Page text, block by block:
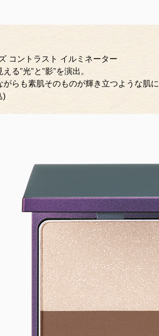
コントラスト イルミネーター
る”光”と”影”を演出。
がらも素肌そのものが輝き立つような肌
)